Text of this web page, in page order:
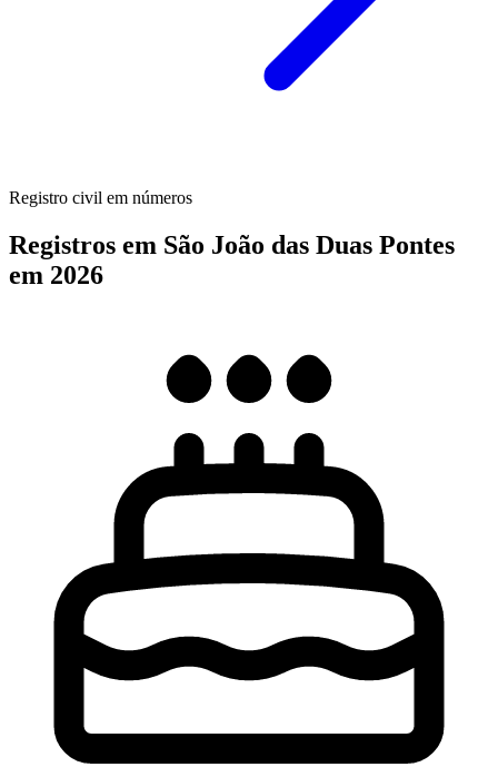
Registro civil em números
Registros em São João das Duas Pontes
em 2026